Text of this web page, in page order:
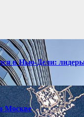
в Нью‑Дели:
Москве